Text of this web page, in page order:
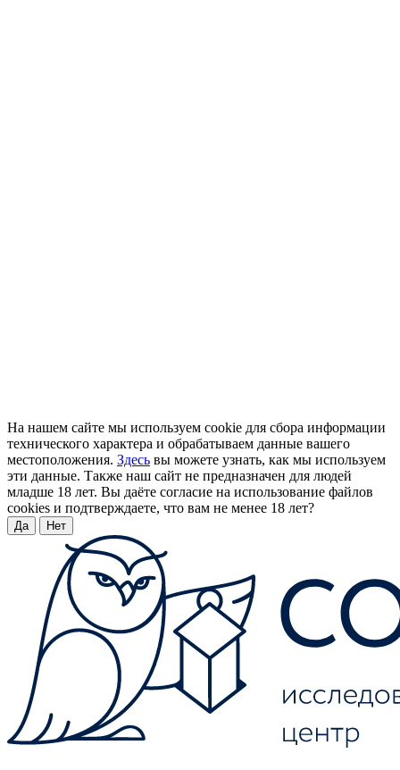
На нашем сайте мы используем cookie для сбора информации
технического характера и обрабатываем данные вашего
местоположения. Здесь вы можете узнать, как мы используем
эти данные. Также наш сайт не предназначен для людей
младше 18 лет. Вы даёте согласие на использование файлов
cookies и подтверждаете, что вам не менее 18 лет?
Да Нет